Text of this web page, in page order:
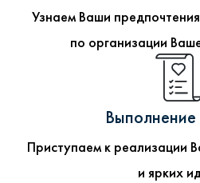
Узнаем Ваши
по организации
Выполнение
Приступаем к реализации
и ярких